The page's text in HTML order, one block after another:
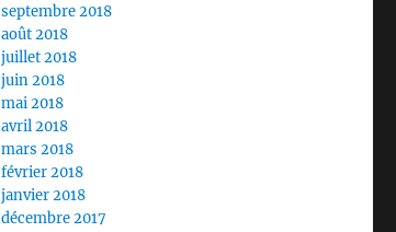
septembre 2018
août 2018
juillet 2018
juin 2018
mai 2018
avril 2018
mars 2018
février 2018
janvier 2018
décembre 2017